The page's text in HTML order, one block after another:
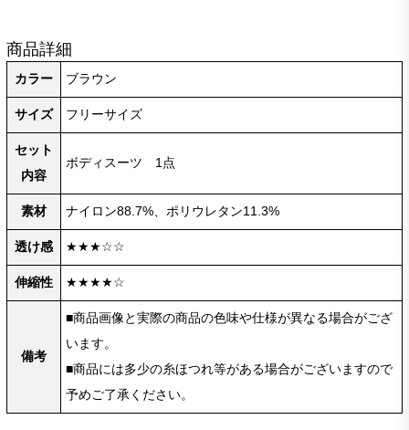
商品詳細
カラー ブラウン
サイズ フリーサイズ
セット
内容
ボディスーツ 1点
素材 ナイロン88.7%、ポリウレタン11.3%
透け感 ★★★☆☆
伸縮性 ★★★★☆
備考
■商品画像と実際の商品の色味や仕様が異なる場合がござ
います。
■商品には多少の糸ほつれ等がある場合がございますので
予めご了承ください。